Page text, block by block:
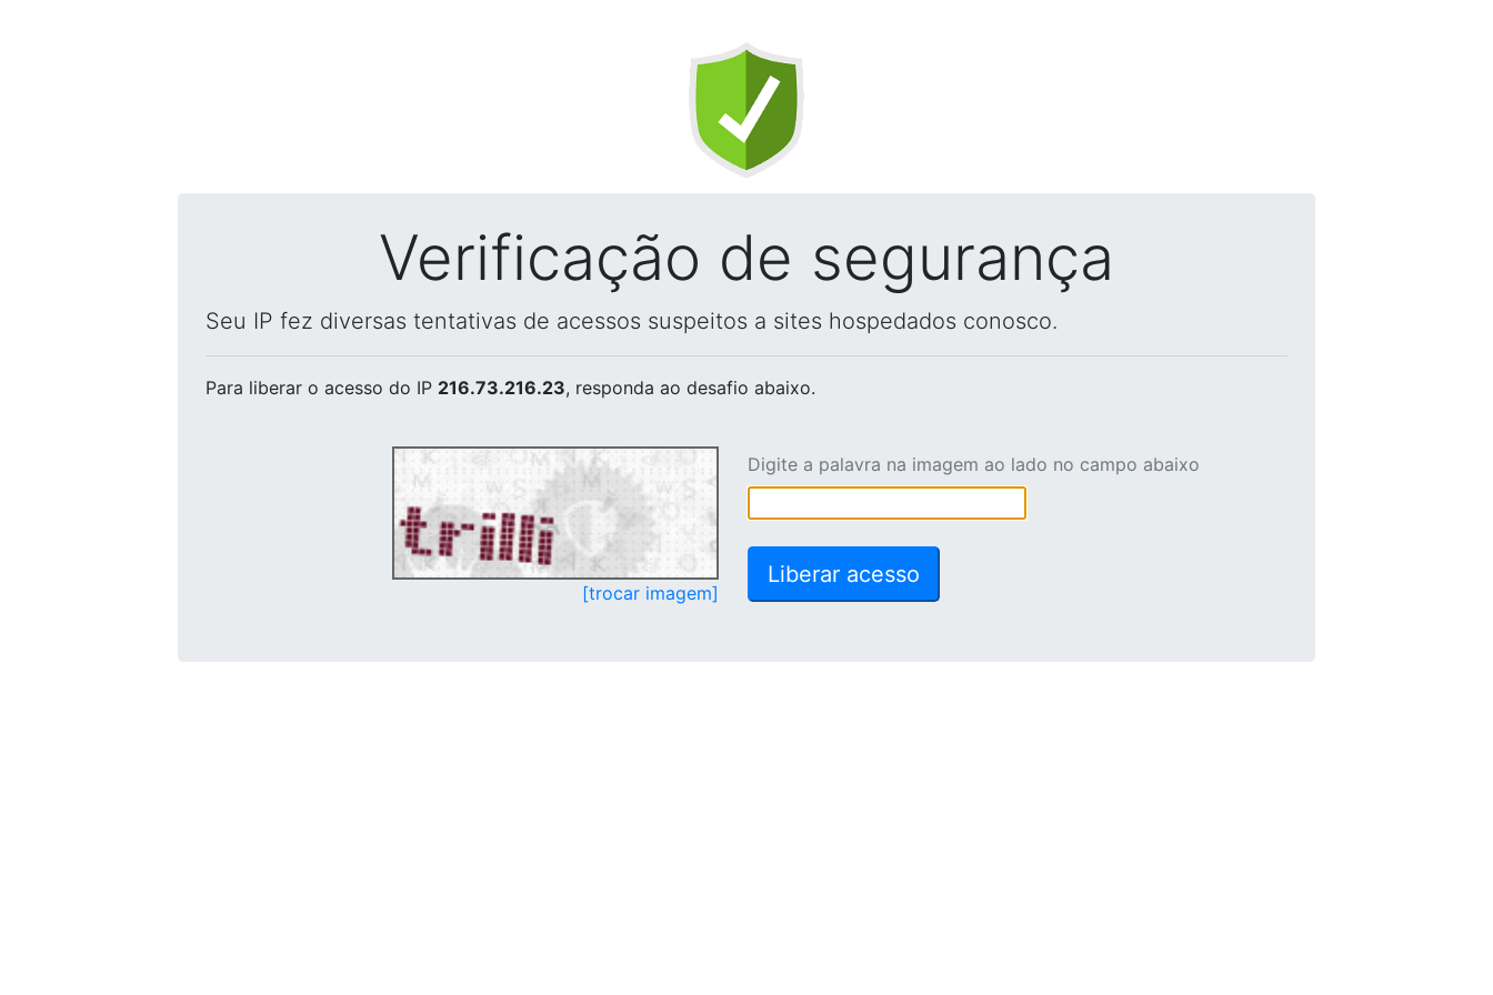
Verificação de segurança
Seu IP fez diversas tentativas de acessos suspeitos a sites hospedados conosco.
Para liberar o acesso do IP 216.73.216.23, responda ao desafio abaixo.
[trocar imagem]
Digite a palavra na imagem ao lado no campo abaixo